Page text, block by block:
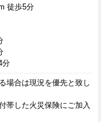
徒歩5分
分
場合は現況を優先と致し
帯した火災保険にご加入